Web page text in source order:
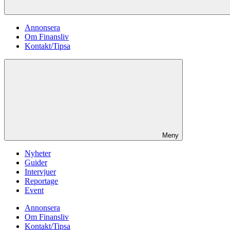
Annonsera
Om Finansliv
Kontakt/Tipsa
Meny
Nyheter
Guider
Intervjuer
Reportage
Event
Annonsera
Om Finansliv
Kontakt/Tipsa